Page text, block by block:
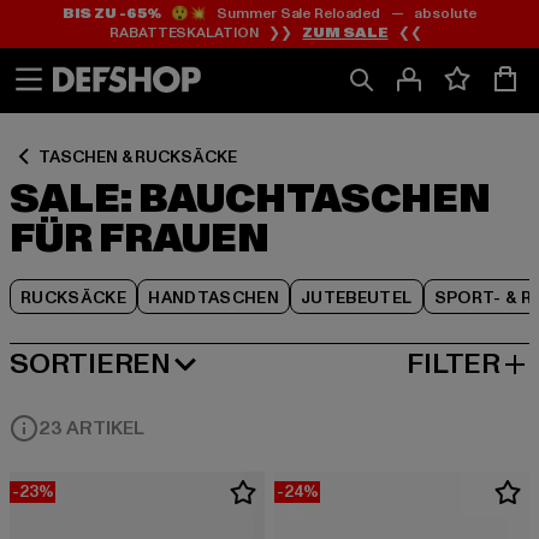
Zum
Inhalt
springen
Zum
Fußzeile
springen
BIS ZU -65%😲💥 Summer Sale Reloaded — absolute
RABATTESKALATION ❯❯ ZUM SALE ❮❮
TASCHEN & RUCKSÄCKE
SALE: BAUCHTASCHEN
FÜR FRAUEN
RUCKSÄCKE HANDTASCHEN JUTEBEUTEL SPORT- &
Zum
Produktraster
springen
SORTIEREN
BELIEBTESTE FILTER
23 ARTIKEL
-23% -24%